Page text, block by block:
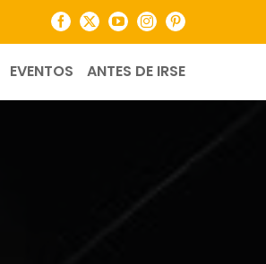
Facebook
X YouTubeInstagramPinterest
EVENTOS ANTES DE IRSE